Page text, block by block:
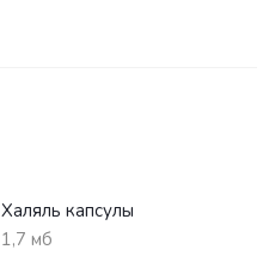
Халяль капсулы
1,7 мб